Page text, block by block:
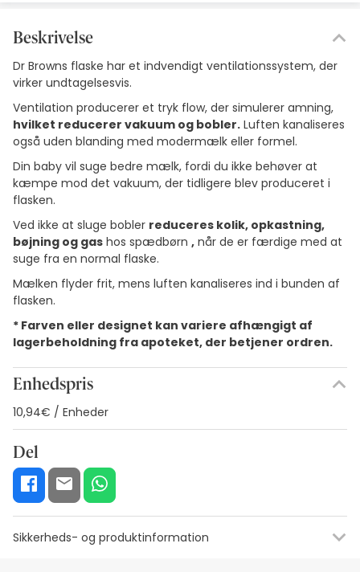
Beskrivelse
Dr Browns flaske har et indvendigt ventilationssystem, der
virker undtagelsesvis.
Ventilation producerer et tryk flow, der simulerer amning,
hvilket reducerer vakuum og bobler. Luften kanaliseres
også uden blanding med modermælk eller formel.
Din baby vil suge bedre mælk, fordi du ikke behøver at
kæmpe mod det vakuum, der tidligere blev produceret i
flasken.
Ved ikke at sluge bobler reduceres kolik, opkastning,
bøjning og gas hos spædbørn , når de er færdige med at
suge fra en normal flaske.
Mælken flyder frit, mens luften kanaliseres ind i bunden af
flasken.
* Farven eller designet kan variere afhængigt af
lagerbeholdning fra apoteket, der betjener ordren.
Enhedspris
10,94€ / Enheder
Del
Sikkerheds- og produktinformation